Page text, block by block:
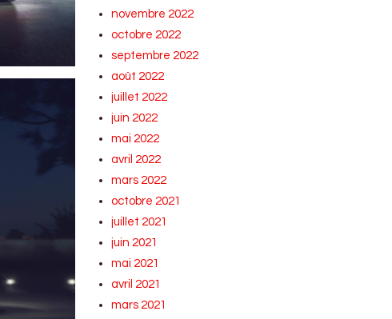
novembre 2022
octobre 2022
septembre 2022
août 2022
juillet 2022
juin 2022
mai 2022
avril 2022
mars 2022
octobre 2021
juillet 2021
juin 2021
mai 2021
avril 2021
mars 2021